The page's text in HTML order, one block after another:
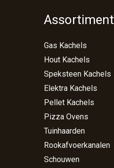
Assortiment
Gas Kachels
Hout Kachels
Speksteen Kachels
Elektra Kachels
Pellet Kachels
Pizza Ovens
Tuinhaarden
Rookafvoerkanalen
Schouwen